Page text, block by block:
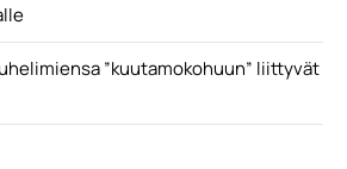
”kuutamokohuun” liittyvät